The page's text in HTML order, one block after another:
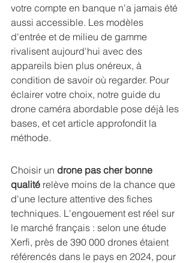
votre compte en banque n'a jamais été
aussi accessible. Les modèles
d'entrée et de milieu de gamme
rivalisent aujourd'hui avec des
appareils bien plus onéreux, à
condition de savoir où regarder. Pour
éclairer votre choix, notre guide du
drone caméra abordable pose déjà les
bases, et cet article approfondit la
méthode.
Choisir un drone pas cher bonne
qualité relève moins de la chance que
d'une lecture attentive des fiches
techniques. L'engouement est réel sur
le marché français : selon une étude
Xerfi, près de 390 000 drones étaient
référencés dans le pays en 2024, pour